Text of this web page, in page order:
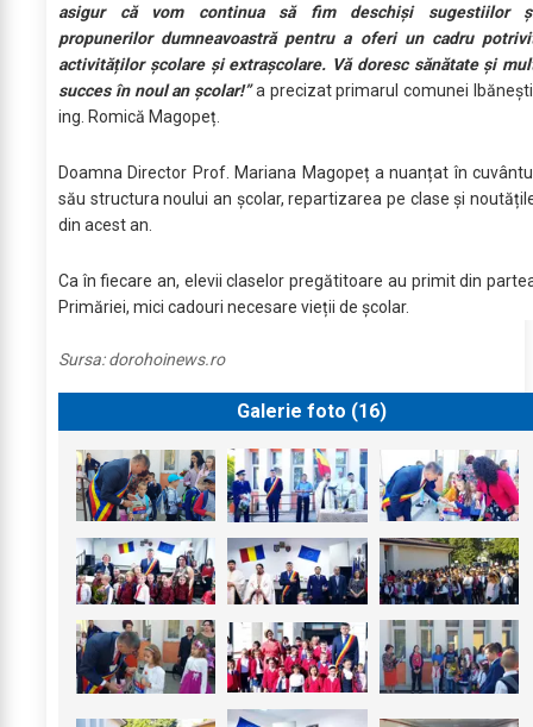
asigur că vom continua să fim deschiși sugestiilor
propunerilor dumneavoastră pentru a oferi un cadru
activităților școlare și extrașcolare. Vă doresc sănătate și
succes în noul an școlar!”a precizat primarul comunei
ing. Romică Magopeț.
Doamna Director Prof. Mariana Magopeț a nuanțat în
său structura noului an școlar, repartizarea pe clase și
din acest an.
Ca în fiecare an, elevii claselor pregătitoare au primit din
Primăriei, mici cadouri necesare vieții de școlar.
Sursa:dorohoinews.ro
Galerie foto (16)